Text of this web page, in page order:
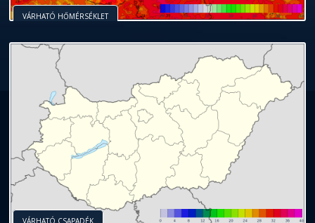
VÁRHATÓ HŐMÉRSÉKLET
VÁRHATÓ CSAPADÉK